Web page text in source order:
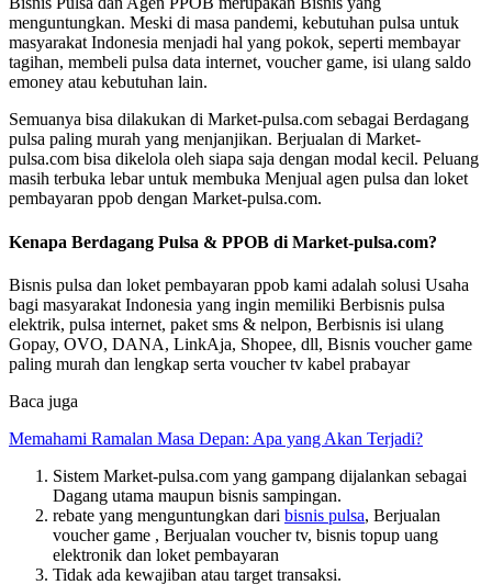
menguntungkan. Meski di masa pandemi, kebutuhan pulsa untuk
masyarakat Indonesia menjadi hal yang pokok, seperti membayar
tagihan, membeli pulsa data internet, voucher game, isi ulang saldo
emoney atau kebutuhan lain.
Semuanya bisa dilakukan di Market-pulsa.com sebagai Berdagang
pulsa paling murah yang menjanjikan. Berjualan di Market-
pulsa.com bisa dikelola oleh siapa saja dengan modal kecil. Peluang
masih terbuka lebar untuk membuka Menjual agen pulsa dan loket
pembayaran ppob dengan Market-pulsa.com.
Kenapa Berdagang Pulsa & PPOB di Market-pulsa.com?
Bisnis pulsa dan loket pembayaran ppob kami adalah solusi Usaha
bagi masyarakat Indonesia yang ingin memiliki Berbisnis pulsa
elektrik, pulsa internet, paket sms & nelpon, Berbisnis isi ulang
Gopay, OVO, DANA, LinkAja, Shopee, dll, Bisnis voucher game
paling murah dan lengkap serta voucher tv kabel prabayar
Baca juga
Memahami Ramalan Masa Depan: Apa yang Akan Terjadi?
Sistem Market-pulsa.com yang gampang dijalankan sebagai
Dagang utama maupun bisnis sampingan.
rebate yang menguntungkan dari bisnis pulsa, Berjualan
voucher game , Berjualan voucher tv, bisnis topup uang
elektronik dan loket pembayaran
Tidak ada kewajiban atau target transaksi.